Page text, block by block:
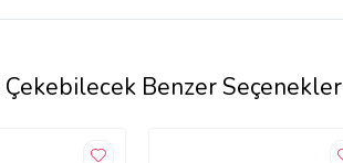
Benzer Seçenekler